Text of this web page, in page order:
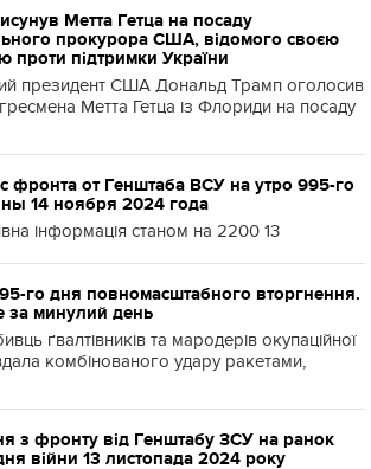
Метта Гетца на посаду
прокурора США, відомого своєю
проти підтримки України
президент США Дональд Трамп оголосив
Метта Гетца із Флориди на посаду
фронта от Генштаба ВСУ на утро 995-го
14 ноября 2024 года
інформація станом на 2200 13
го дня повномасштабного вторгнення.
за минулий день
ґвалтівників та мародерів окупаційної
комбінованого удару ракетами,
з фронту від Генштабу ЗСУ на ранок
війни 13 листопада 2024 року